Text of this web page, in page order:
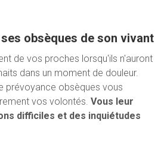
obsèques de son vivant
de vos proches lorsqu'ils n'auront
dans un moment de douleur.
prévoyance obsèques vous
vos volontés. Vous leur
difficiles et des inquiétudes